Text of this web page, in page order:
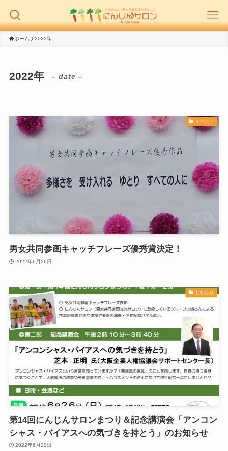
ホーム 2022年
2022年 – date –
イベント
男女共同参画キャッチフレーズ優秀賞決定！
2022年6月26日
お知らせ
第14回にんじんサロンまつり＆記念講演会「アンコン
シャス・バイアスへの気づきを持とう」のお知らせ
2022年6月20日